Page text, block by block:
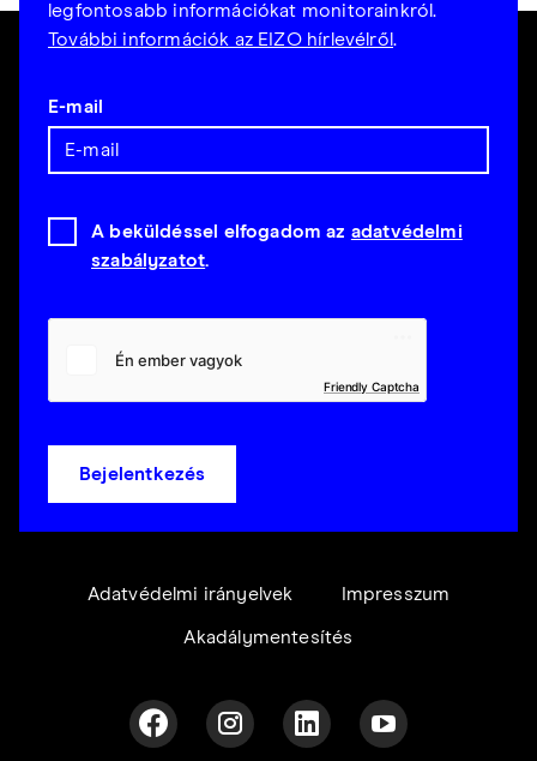
legfontosabb információkat monitorainkról.
További információk az EIZO hírlevélről.
E-mail
A beküldéssel elfogadom az adatvédelmi
szabályzatot.
Friendly Captcha
Bejelentkezés
Adatvédelmi irányelvek Impresszum
Akadálymentesítés